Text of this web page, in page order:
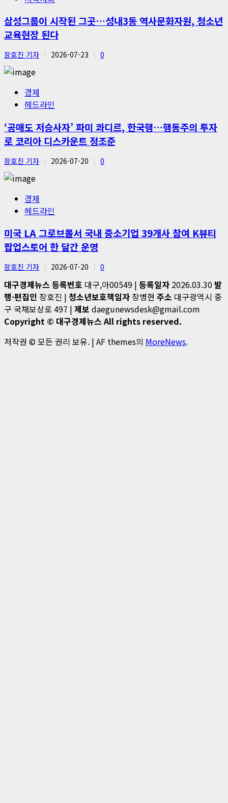
삼성그룹이 시작된 그곳…성내3동 역사문화자원, 청소년
교육현장 된다
장호진 기자 2026-07-23 0
경제
헤드라인
‘공매도 저승사자’ 파미 콰디르, 한국행…행동주의 투자
로 코리아 디스카운트 정조준
장호진 기자 2026-07-20 0
경제
헤드라인
미국 LA 그로브몰서 국내 중소기업 39개사 참여 K뷰티
팝업스토어 한 달간 운영
장호진 기자 2026-07-20 0
대구경제뉴스 등록번호 대구,아00549 | 등록일자 2026.03.30 발
행·편집인 장호진 | 청소년보호책임자 장병현 주소 대구광역시 중
구 국채보상로 497 | 제보 daegunewsdesk@gmail.com
Copyright © 대구경제뉴스 All rights reserved.
저작권 © 모든 권리 보유. | AF themes의 MoreNews.